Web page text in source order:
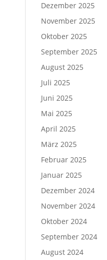
Dezember 2025
November 2025
Oktober 2025
September 2025
August 2025
Juli 2025
Juni 2025
Mai 2025
April 2025
März 2025
Februar 2025
Januar 2025
Dezember 2024
November 2024
Oktober 2024
September 2024
August 2024